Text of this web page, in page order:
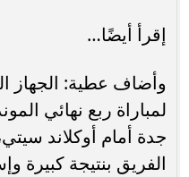
إقرأ أيضًا…
وأضاف عطية: الجهاز
لمباراة ربع نهائي
جدة أمام أوكلاند
الفريق بنتيجة كبيرة